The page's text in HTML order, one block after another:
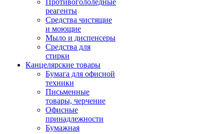
Противогололедные
реагенты
Средства чистящие
и моющие
Мыло и диспенсеры
Средства для
стирки
Канцелярские товары
Бумага для офисной
техники
Письменные
товары, черчение
Офисные
принадлежности
Бумажная